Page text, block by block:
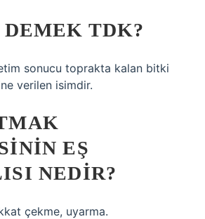
TDK?
sonucu toprakta kalan bitki
verilen isimdir.
EŞ
NEDIR?
çekme, uyarma.